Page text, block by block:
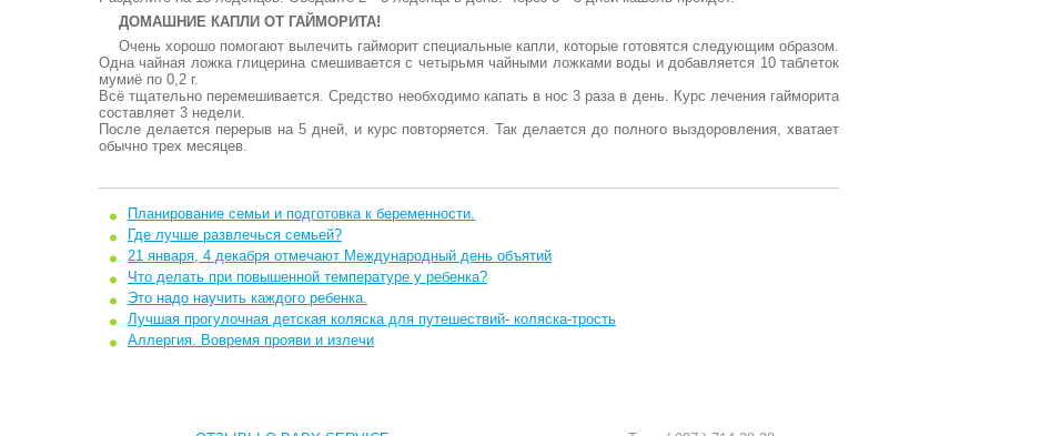
ДОМАШНИЕ КАПЛИ ОТ ГАЙМОРИТА!
Очень хорошо помогают вылечить гайморит специальные капли, которые готовятся следующим образом.
Одна чайная ложка глицерина смешивается с четырьмя чайными ложками воды и добавляется 10 таблеток
мумиё по 0,2 г.
Всё тщательно перемешивается. Средство необходимо капать в нос 3 раза в день. Курс лечения гайморита
составляет 3 недели.
После делается перерыв на 5 дней, и курс повторяется. Так делается до полного выздоровления, хватает
обычно трех месяцев.
Планирование семьи и подготовка к беременности.
Где лучше развлечься семьей?
21 января, 4 декабря отмечают Международный день объятий
Что делать при повышенной температуре у ребенка?
Это надо научить каждого ребенка.
Лучшая прогулочная детская коляска для путешествий- коляска-трость
Аллергия. Вовремя прояви и излечи